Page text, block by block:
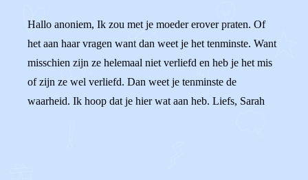
Hallo anoniem, Ik zou met je moeder erover praten. Of
het aan haar vragen want dan weet je het tenminste. Want
misschien zijn ze helemaal niet verliefd en heb je het mis
of zijn ze wel verliefd. Dan weet je tenminste de
waarheid. Ik hoop dat je hier wat aan heb. Liefs, Sarah